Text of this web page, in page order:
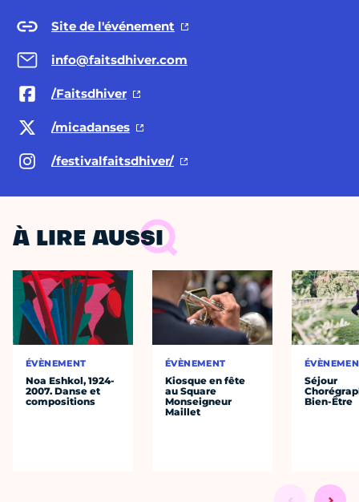
Site de l'événement
info@faitsdhiver.com
/Faitsdhiver
/micadanses
/festivalfaitsdhiver/
À LIRE AUSSI
ÉVÈNEMENT
Noa Eshkol, 1924-
2007. Danse et
compositions
ÉVÈNEMENT
Kiosque en fête
au Square
Monseigneur
Maillet
Séjour
Bien-Être